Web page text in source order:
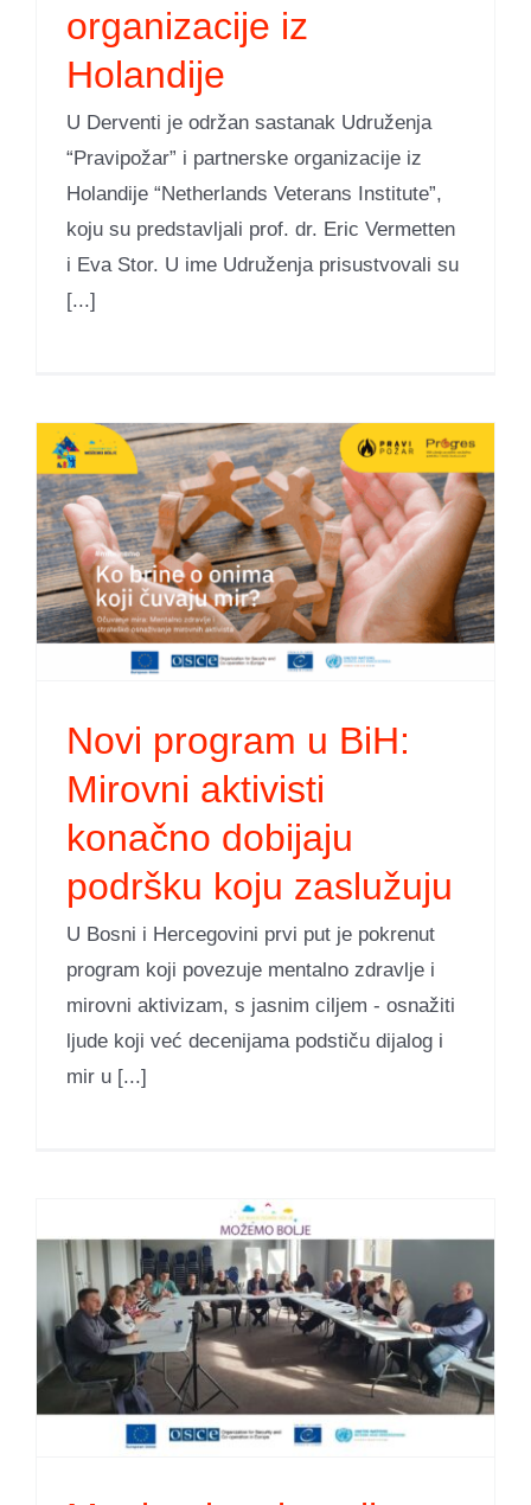
organizacije iz
Holandije
U Derventi je održan sastanak Udruženja
“Pravipožar” i partnerske organizacije iz
Holandije “Netherlands Veterans Institute”,
koju su predstavljali prof. dr. Eric Vermetten
i Eva Stor. U ime Udruženja prisustvovali su
[...]
Novi program u BiH:
Mirovni aktivisti
konačno dobijaju
podršku koju zaslužuju
U Bosni i Hercegovini prvi put je pokrenut
program koji povezuje mentalno zdravlje i
mirovni aktivizam, s jasnim ciljem - osnažiti
ljude koji već decenijama podstiču dijalog i
mir u [...]